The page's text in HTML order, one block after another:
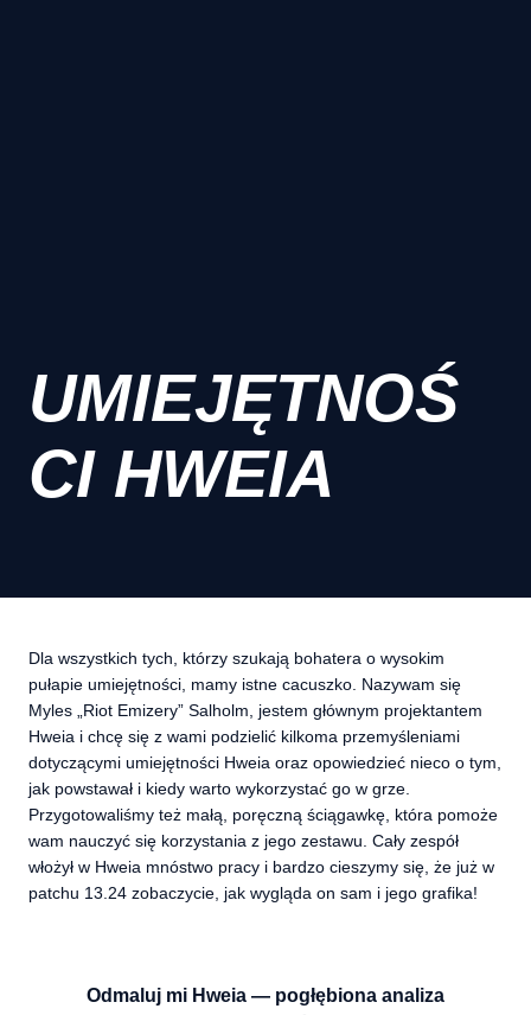
UMIEJĘTNOŚ
CI HWEIA
Dla wszystkich tych, którzy szukają bohatera o wysokim
pułapie umiejętności, mamy istne cacuszko. Nazywam się
Myles „Riot Emizery” Salholm, jestem głównym projektantem
Hweia i chcę się z wami podzielić kilkoma przemyśleniami
dotyczącymi umiejętności Hweia oraz opowiedzieć nieco o tym,
jak powstawał i kiedy warto wykorzystać go w grze.
Przygotowaliśmy też małą, poręczną ściągawkę, która pomoże
wam nauczyć się korzystania z jego zestawu. Cały zespół
włożył w Hweia mnóstwo pracy i bardzo cieszymy się, że już w
patchu 13.24 zobaczycie, jak wygląda on sam i jego grafika!
Odmaluj mi Hweia — pogłębiona analiza